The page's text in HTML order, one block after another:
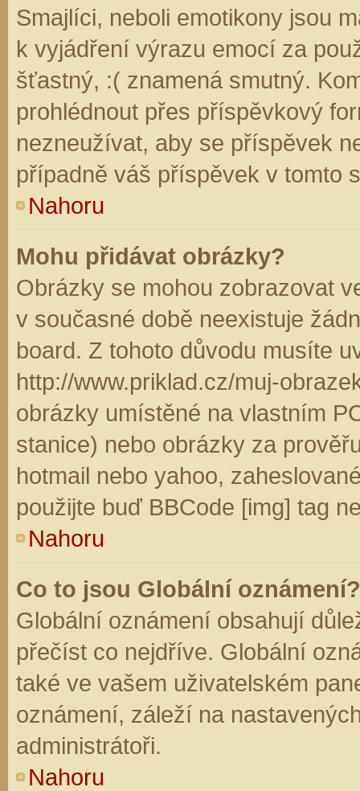
Smajlíci, neboli emotikony jsou
k vyjádření výrazu emocí za
šťastný, :( znamená smutný.
prohlédnout přes příspěvkový
nezneužívat, aby se příspěvek
případně váš příspěvek v tomto
Nahoru
Mohu přidávat obrázky?
Obrázky se mohou zobrazovat
v současné době neexistuje
board. Z tohoto důvodu musíte
http://www.priklad.cz/muj-
obrázky umístěné na vlastním
stanice) nebo obrázky za
hotmail nebo yahoo,
použijte buď BBCode [img] tag
Nahoru
Co to jsou Globální oznámení?
Globální oznámení obsahují
přečíst co nejdříve. Globální
také ve vašem uživatelském
oznámení, záleží na
administrátoři.
Nahoru